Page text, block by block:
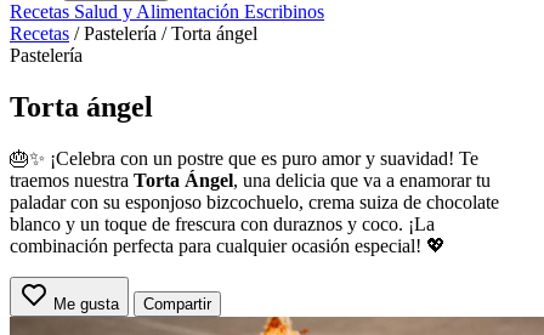
Recetas Salud y Alimentación Escribinos
Recetas / Pastelería / Torta ángel
Pastelería
Torta ángel
🎂✨ ¡Celebra con un postre que es puro amor y suavidad! Te
traemos nuestra Torta Ángel, una delicia que va a enamorar tu
paladar con su esponjoso bizcochuelo, crema suiza de chocolate
blanco y un toque de frescura con duraznos y coco. ¡La
combinación perfecta para cualquier ocasión especial! 💖
Me gusta Compartir